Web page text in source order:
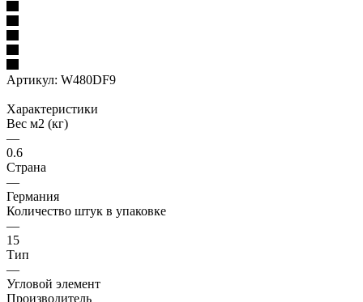
Артикул: W480DF9
Характеристики
Вес м2 (кг)
—
0.6
Страна
—
Германия
Количество штук в упаковке
—
15
Тип
—
Угловой элемент
Производитель